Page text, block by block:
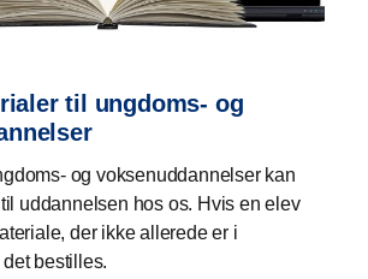
til ungdoms- og
og voksenuddannelser kan
uddannelsen hos os. Hvis en elev
der ikke allerede er i
bestilles.